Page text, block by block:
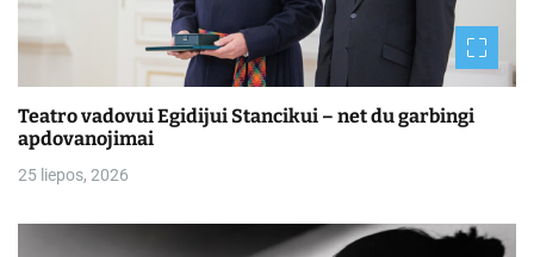
Teatro vadovui Egidijui Stancikui – net du garbingi
apdovanojimai
25 liepos, 2026